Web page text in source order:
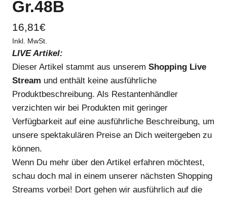
Gr.48B
16,81€
Inkl. MwSt.
LIVE Artikel:
Dieser Artikel stammt aus unserem Shopping Live
Stream und enthält keine ausführliche
Produktbeschreibung. Als Restantenhändler
verzichten wir bei Produkten mit geringer
Verfügbarkeit auf eine ausführliche Beschreibung, um
unsere spektakulären Preise an Dich weitergeben zu
können.
Wenn Du mehr über den Artikel erfahren möchtest,
schau doch mal in einem unserer nächsten Shopping
Streams vorbei! Dort gehen wir ausführlich auf die